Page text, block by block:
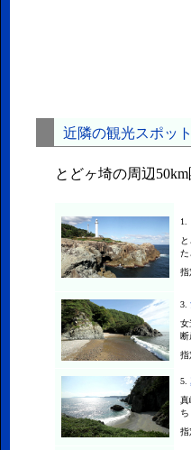
近隣の観光スポット
とどヶ埼の周辺
1.
た
指
3.
女
断
指
5.
真
指